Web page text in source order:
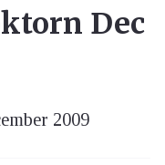
Dec
2009